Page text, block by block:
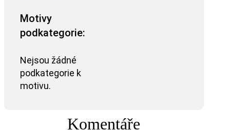
Motivy
podkategorie:
Nejsou žádné
podkategorie k
motivu.
Komentáře